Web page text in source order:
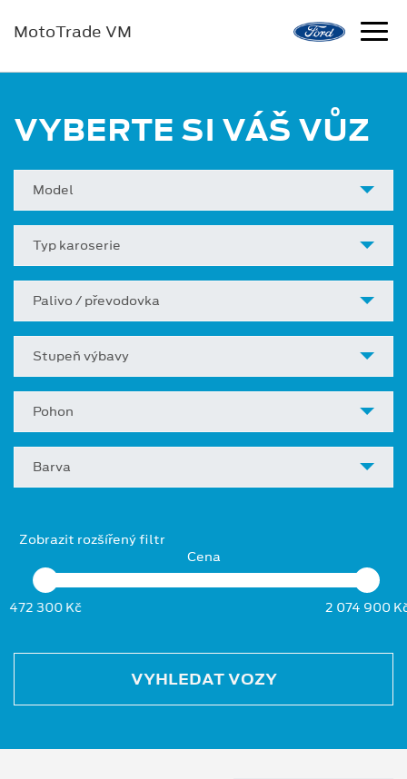
MotoTrade VM
VYBERTE SI VÁŠ VŮZ
Model
Typ karoserie
Palivo / převodovka
Stupeň výbavy
Pohon
Barva
Zobrazit rozšířený filtr
Cena
472 300 Kč 2 074 900
VYHLEDAT VOZY